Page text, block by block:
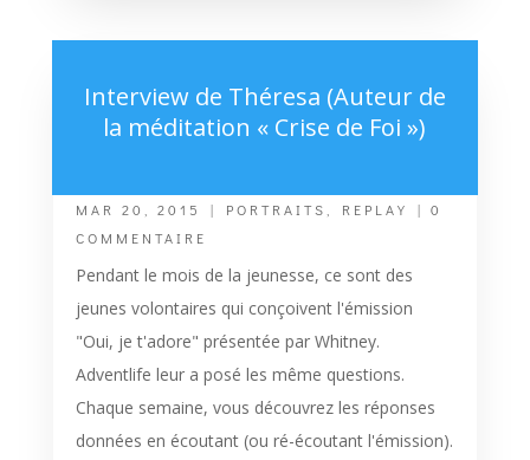
Interview de Théresa (Auteur de
la méditation « Crise de Foi »)
MAR 20, 2015 | PORTRAITS REPLAY
| 0
COMMENTAIRE
Pendant le mois de la jeunesse, ce sont des
jeunes volontaires qui conçoivent l'émission
"Oui, je t'adore" présentée par Whitney.
Adventlife leur a posé les même questions.
Chaque semaine, vous découvrez les réponses
données en écoutant (ou ré-écoutant l'émission).